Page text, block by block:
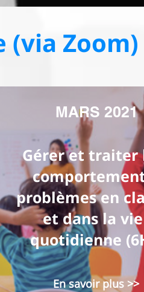
Zoom)
MARS 2021
Gérer et traiter
problèmes en
et dans la vie
quotidienne
En savoir plus >>